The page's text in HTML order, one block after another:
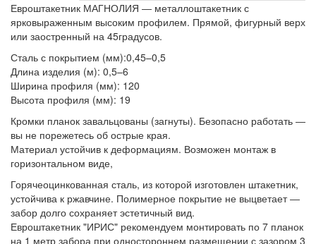
Евроштакетник МАГНОЛИЯ ― металлоштакетник с
ярковыраженным высоким профилем. Прямой, фигурный верх
или заостренный на 45градусов.
Сталь с покрытием (мм):0,45–0,5
Длина изделия (м): 0,5–6
Ширина профиля (мм): 120
Высота профиля (мм): 19
Кромки планок завальцованы (загнуты). Безопасно работать ―
вы не порежетесь об острые края.
Материал устойчив к деформациям. Возможен монтаж в
горизонтальном виде,
Горячеоцинкованная сталь, из которой изготовлен штакетник,
устойчива к ржавчине. Полимерное покрытие не выцветает ―
забор долго сохраняет эстетичный вид.
Евроштакетник "ИРИС" рекомендуем монтировать по 7 планок
на 1 метр забора при одностороннем размещении с зазором 3